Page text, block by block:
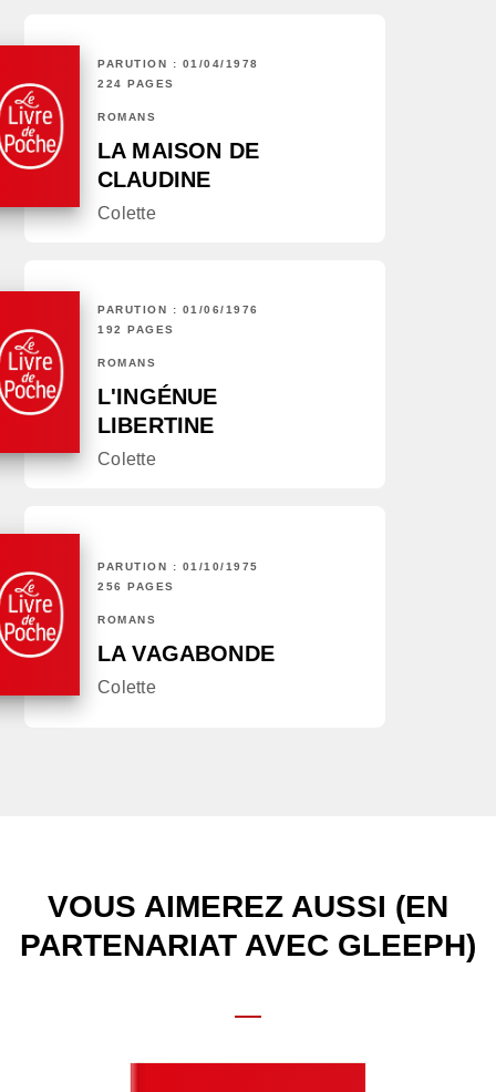
PARUTION : 01/04/1978
224 PAGES
ROMANS
LA MAISON DE
CLAUDINE
Colette
PARUTION : 01/06/1976
192 PAGES
ROMANS
L'INGÉNUE
LIBERTINE
Colette
PARUTION : 01/10/1975
256 PAGES
ROMANS
LA VAGABONDE
Colette
VOUS AIMEREZ AUSSI (EN
PARTENARIAT AVEC GLEEPH)